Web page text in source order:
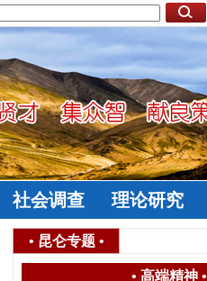
社会调查 理论研究
• 昆仑专题 •
• 高端精神•